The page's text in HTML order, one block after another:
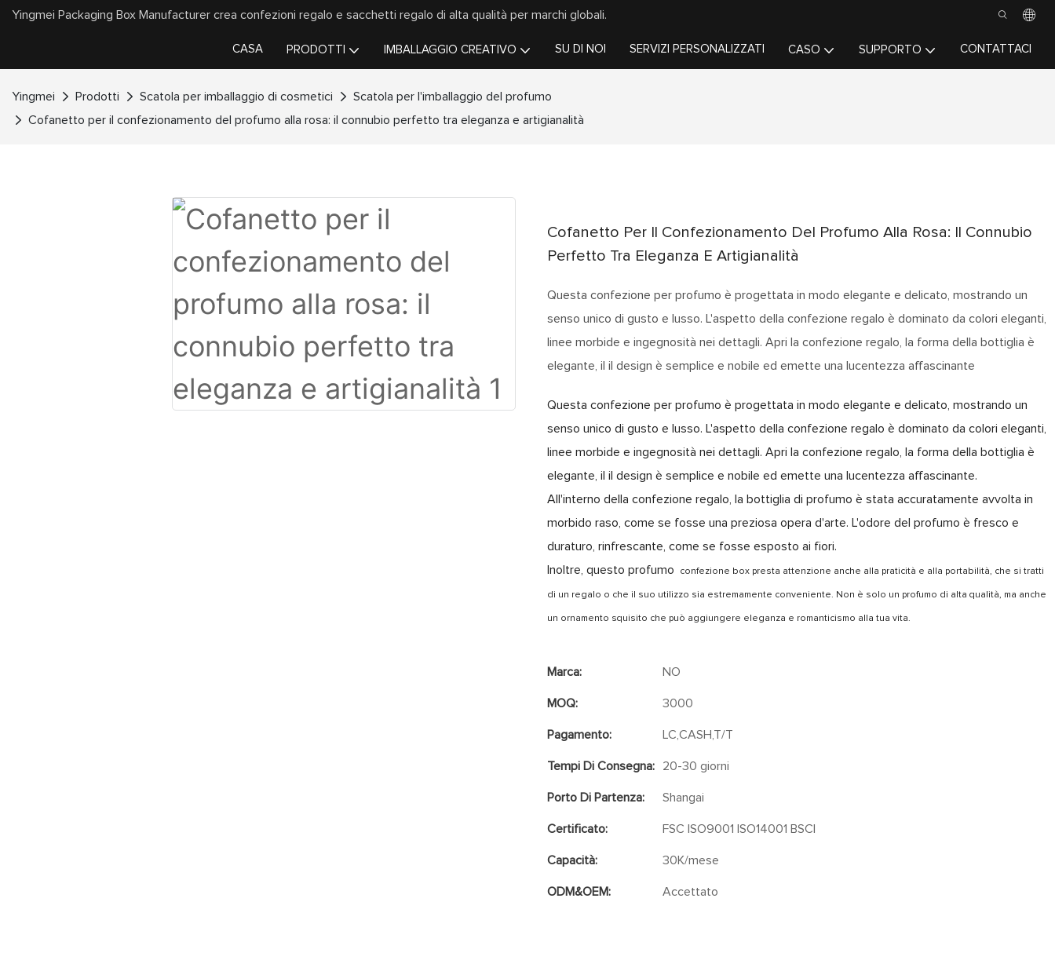
Yingmei Packaging Box Manufacturer crea confezioni regalo e sacchetti regalo di alta qualità per marchi globali.
CASA PRODOTTI IMBALLAGGIO CREATIVO SU DI NOI SERVIZI PERSONALIZZATI CASO SUPPORTO CONTATTACI
Yingmei Prodotti Scatola per imballaggio di cosmetici
Scatola per l'imballaggio del profumo
Cofanetto per il confezionamento del profumo alla rosa: il connubio perfetto tra eleganza e artigianalità
Cofanetto Per Il Confezionamento Del Profumo Alla Rosa: Il Connubio
Perfetto Tra Eleganza E Artigianalità
Questa confezione per profumo è progettata in modo elegante e delicato, mostrando un
senso unico di gusto e lusso. L'aspetto della confezione regalo è dominato da colori eleganti,
linee morbide e ingegnosità nei dettagli. Apri la confezione regalo, la forma della bottiglia è
elegante, il il design è semplice e nobile ed emette una lucentezza affascinante
Questa confezione per profumo è progettata in modo elegante e delicato, mostrando un
senso unico di gusto e lusso. L'aspetto della confezione regalo è dominato da colori eleganti,
linee morbide e ingegnosità nei dettagli. Apri la confezione regalo, la forma della bottiglia è
elegante, il il design è semplice e nobile ed emette una lucentezza affascinante.
All'interno della confezione regalo, la bottiglia di profumo è stata accuratamente avvolta in
morbido raso, come se fosse una preziosa opera d'arte. L'odore del profumo è fresco e
duraturo, rinfrescante, come se fosse esposto ai fiori.
Inoltre, questo profumo
confezione box presta attenzione anche alla praticità e alla portabilità, che si tratti
di un regalo o che il suo utilizzo sia estremamente conveniente. Non è solo un profumo di alta qualità, ma anche
un ornamento squisito che può aggiungere eleganza e romanticismo alla tua vita.
Marca: NO
MOQ: 3000
Pagamento: LC,CASH,T/T
Tempi Di Consegna: 20-30 giorni
Porto Di Partenza: Shangai
Certificato: FSC ISO9001 ISO14001 BSCI
Capacità: 30K/mese
ODM&OEM: Accettato